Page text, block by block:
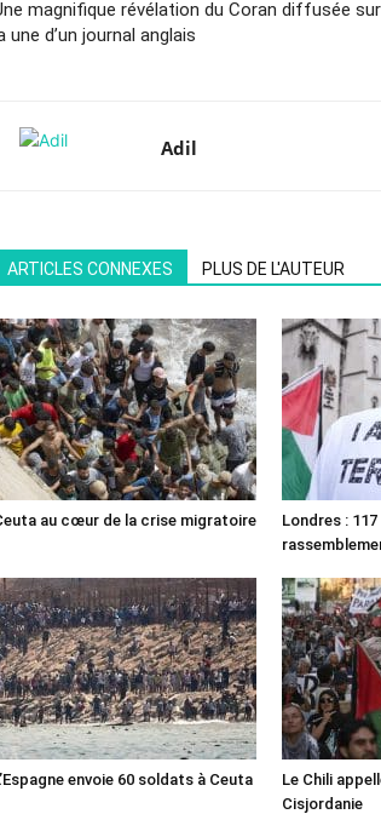
magnifique révélation du Coran diffusée sur
une d’un journal anglais
Adil
ARTICLES CONNEXES PLUS DE L'AUTEUR
au cœur de la crise migratoire
Londres :
envoie 60 soldats à Ceuta
Le Chili
Cisjordanie